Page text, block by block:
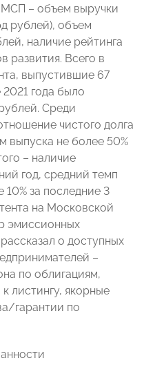
– объем выручки
рублей), объем
наличие рейтинга
развития. Всего в
выпустившие 67
2021 года было
Среди
чистого долга
выпуска не более 50%
– наличие
год, средний темп
за последние 3
на Московской
эмиссионных
о доступных
–
по облигациям,
листингу, якорные
гарантии по